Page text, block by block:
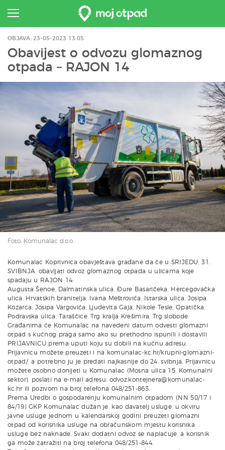
OBJAVA: 23-05-2023 13:05
Obavijest o odvozu glomaznog
otpada – RAJON 14
Foto: Komunalac d.o.o.
Komunalac Koprivnica obavještava građane da će u SRIJEDU, 31.
SVIBNJA, obavljati odvoz glomaznog otpada u ulicama koje
spadaju u RAJON 14:
Augusta Šenoe, Dalmatinska ulica, Đure Basaričeka, Hercegovačka
ulica, Hrvatskih branitelja, Ivana Meštrovića, Istarska ulica, Josipa
Kozarca, Josipa Vargovića, Ljudevita Gaja, Nikole Tesle, Opatička,
Podravska ulica, Taraščice, Trg kralja Krešimira, Trg slobode.
Građanima će Komunalac na navedeni datum odvesti glomazni
otpad s kućnog praga samo ako su prethodno ispunili i dostavili
PRIJAVNICU prema uputi koju su dobili na kućnu adresu.
Prijavnicu možete preuzeti i na komunalac-kc.hr/krupni-glomazni-
otpad/, a potrebno ju je predati najkasnije do 24. svibnja. Prijavnicu
možete osobno donijeti u Komunalac (Mosna ulica 15, Komunalni
sektor), poslati na e-mail adresu: odvoz.kontejnera@komunalac-
kc.hrili pozivom na broj telefona 048/251-863.
Prema Uredbi o gospodarenju komunalnim otpadom (NN 50/17 i
84/19) GKP Komunalac dužan je, kao davatelj usluge, u okviru
javne usluge jednom u kalendarskoj godini preuzeti glomazni
otpad od korisnika usluge na obračunskom mjestu korisnika
usluge bez naknade. Svaki dodatni odvoz se naplaćuje, a korisnik
ga može zatražiti na broj telefona 048/251-844.